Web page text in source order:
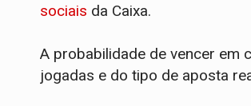
sociais da Caixa.
A probabilidade de vencer em
jogadas e do tipo de aposta